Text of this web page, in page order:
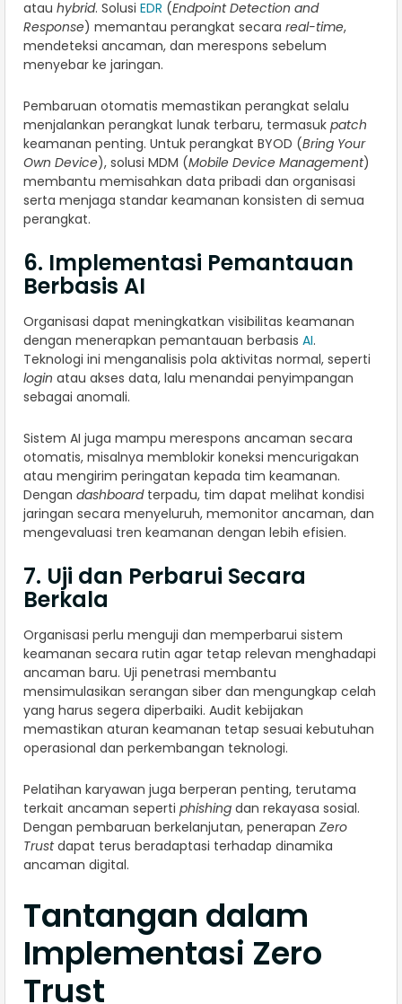
atau hybrid. Solusi EDR (Endpoint Detection and
Response) memantau perangkat secara real-time,
mendeteksi ancaman, dan merespons sebelum
menyebar ke jaringan.
Pembaruan otomatis memastikan perangkat selalu
menjalankan perangkat lunak terbaru, termasuk patch
keamanan penting. Untuk perangkat BYOD (Bring Your
Own Device), solusi MDM (Mobile Device Management)
membantu memisahkan data pribadi dan organisasi
serta menjaga standar keamanan konsisten di semua
perangkat.
6. Implementasi Pemantauan
Berbasis AI
Organisasi dapat meningkatkan visibilitas keamanan
dengan menerapkan pemantauan berbasis AI.
Teknologi ini menganalisis pola aktivitas normal, seperti
login atau akses data, lalu menandai penyimpangan
sebagai anomali.
Sistem AI juga mampu merespons ancaman secara
otomatis, misalnya memblokir koneksi mencurigakan
atau mengirim peringatan kepada tim keamanan.
Dengan dashboardterpadu, tim dapat melihat kondisi
jaringan secara menyeluruh, memonitor ancaman, dan
mengevaluasi tren keamanan dengan lebih efisien.
7. Uji dan Perbarui Secara
Berkala
Organisasi perlu menguji dan memperbarui sistem
keamanan secara rutin agar tetap relevan menghadapi
ancaman baru. Uji penetrasi membantu
mensimulasikan serangan siber dan mengungkap celah
yang harus segera diperbaiki. Audit kebijakan
memastikan aturan keamanan tetap sesuai kebutuhan
operasional dan perkembangan teknologi.
Pelatihan karyawan juga berperan penting, terutama
terkait ancaman seperti phishing dan rekayasa sosial.
Dengan pembaruan berkelanjutan, penerapan Zero
Trustdapat terus beradaptasi terhadap dinamika
ancaman digital.
Tantangan dalam
Implementasi Zero
Trust